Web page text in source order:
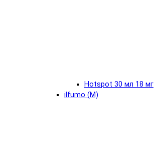
Hotspot 30 мл 18 мг
ilfumo (М)